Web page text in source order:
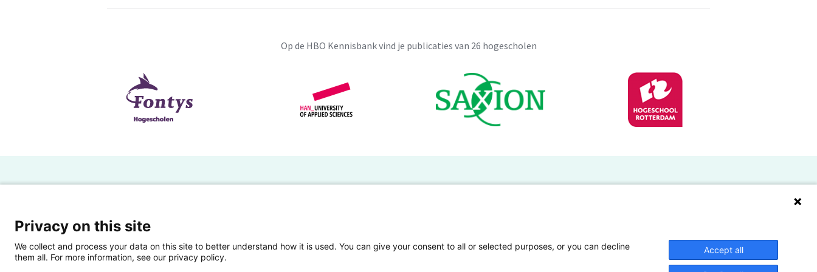
Op de HBO Kennisbank vind je publicaties van 26 hogescholen
Powered by SURF
Eigen onderzoek publiceren
Veelgestelde vragen
Lectoren en onderzoekers
Privacy on this site
We collect and process your data on this site to better understand how it is used. You can give your consent to all or selected purposes, or you can decline
them all. For more information, see our privacy policy.
Accept all